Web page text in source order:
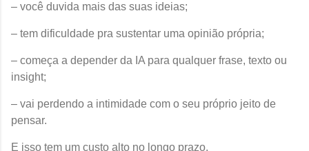
– você duvida mais das suas ideias;
– tem dificuldade pra sustentar uma opinião própria;
– começa a depender da IA para qualquer frase, texto ou
insight;
– vai perdendo a intimidade com o seu próprio jeito de
pensar.
E isso tem um custo alto no longo prazo.